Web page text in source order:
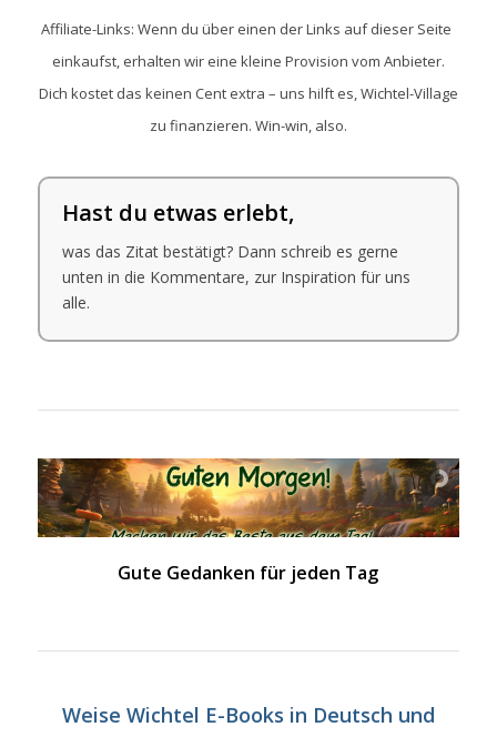
Affiliate-Links: Wenn du über einen der Links auf dieser Seite
einkaufst, erhalten wir eine kleine Provision vom Anbieter.
Dich kostet das keinen Cent extra – uns hilft es, Wichtel-Village
zu finanzieren. Win-win, also.
Hast du etwas erlebt,
was das Zitat bestätigt? Dann schreib es gerne
unten in die Kommentare, zur Inspiration für uns
alle.
Gute Gedanken für jeden Tag
Weise Wichtel E-Books in Deutsch und